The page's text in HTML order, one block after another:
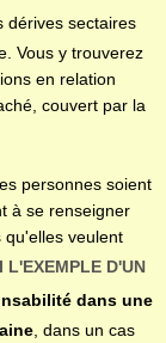
dérives sectaires
Vous y trouverez
en relation
couvert par la
personnes soient
à se renseigner
qu'elles veulent
L'EXEMPLE D'UN
dans une
, dans un cas